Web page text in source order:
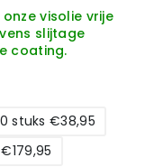
visolie vrije
slijtage
coating.
stuks €38,95